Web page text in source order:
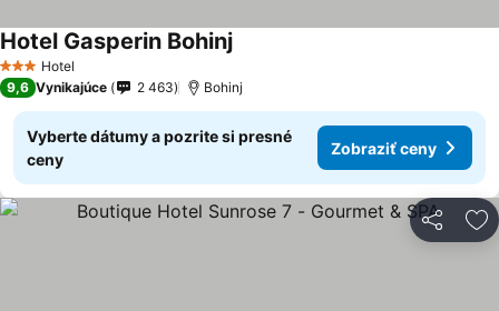
3 Počet hviezdičiek
Hotel
Hotel Gasperin Bohinj
9,6 Vynikajúce 2 463 Bohinj
Vyberte dátumy a pozrite si presné
ceny
Zobraziť ceny
Zdieľať